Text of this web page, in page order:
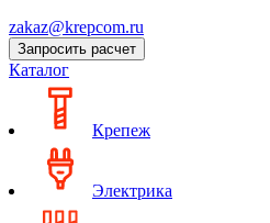
zakaz@krepcom.ru
Запросить расчет
Каталог
Крепеж
Электрика